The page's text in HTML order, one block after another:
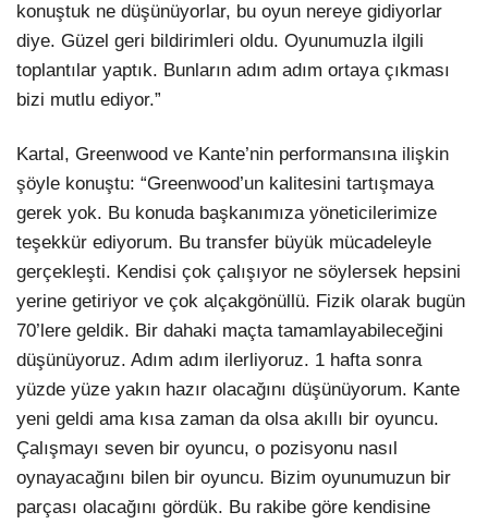
konuştuk ne düşünüyorlar, bu oyun nereye gidiyorlar
diye. Güzel geri bildirimleri oldu. Oyunumuzla ilgili
toplantılar yaptık. Bunların adım adım ortaya çıkması
bizi mutlu ediyor.”
Kartal, Greenwood ve Kante’nin performansına ilişkin
şöyle konuştu: “Greenwood’un kalitesini tartışmaya
gerek yok. Bu konuda başkanımıza yöneticilerimize
teşekkür ediyorum. Bu transfer büyük mücadeleyle
gerçekleşti. Kendisi çok çalışıyor ne söylersek hepsini
yerine getiriyor ve çok alçakgönüllü. Fizik olarak bugün
70’lere geldik. Bir dahaki maçta tamamlayabileceğini
düşünüyoruz. Adım adım ilerliyoruz. 1 hafta sonra
yüzde yüze yakın hazır olacağını düşünüyorum. Kante
yeni geldi ama kısa zaman da olsa akıllı bir oyuncu.
Çalışmayı seven bir oyuncu, o pozisyonu nasıl
oynayacağını bilen bir oyuncu. Bizim oyunumuzun bir
parçası olacağını gördük. Bu rakibe göre kendisine